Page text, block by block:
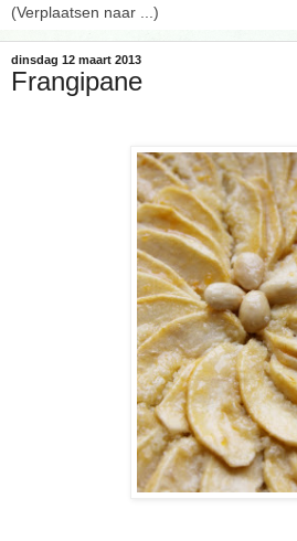
dinsdag 12 maart 2013
Frangipane